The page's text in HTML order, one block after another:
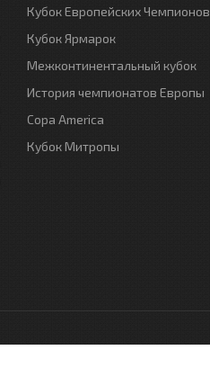
Кубок Европейских Чемпионов
Кубок Ярмарок
Межконтинентальный кубок
История чемпионатов Европы
Copa America
Кубок Митропы